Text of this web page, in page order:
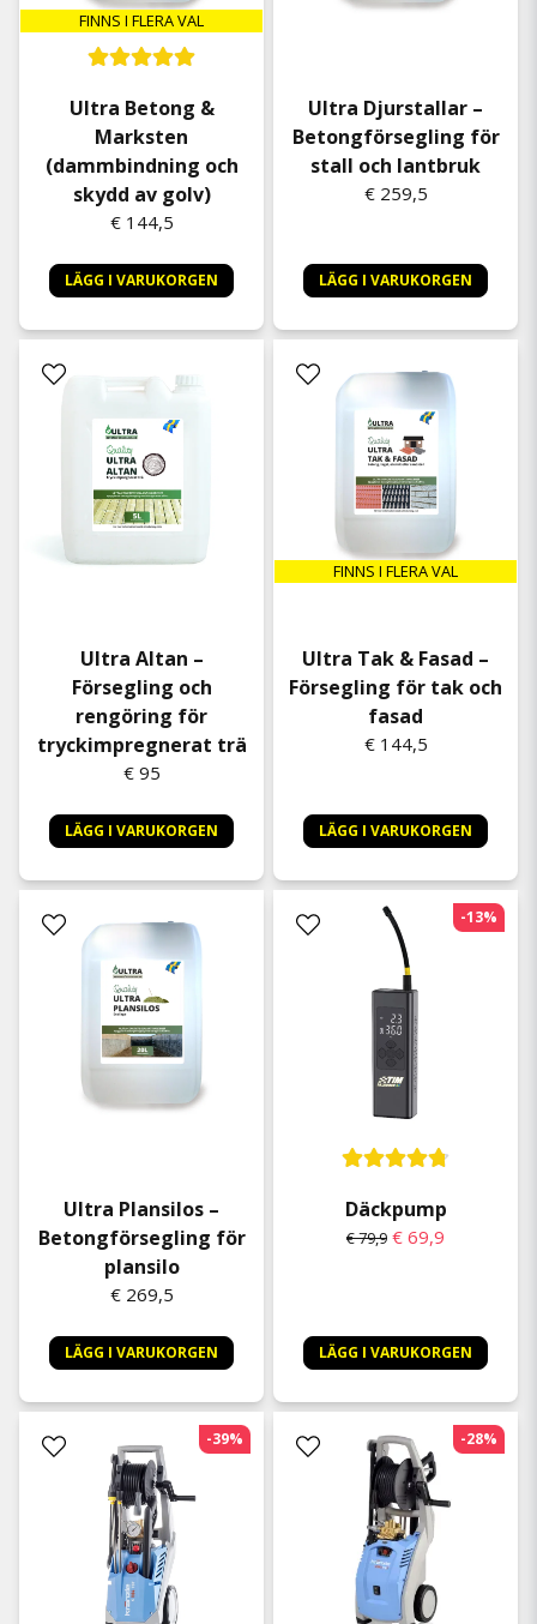
FINNS I FLERA VAL
Ultra Betong &
Marksten
(dammbindning och
skydd av golv)
€ 144,5
LÄGG I VARUKORGEN
Ultra Djurstallar –
Betongförsegling för
stall och lantbruk
€ 259,5
LÄGG I VARUKORGEN
Ultra Altan –
Försegling och
rengöring för
tryckimpregnerat trä
€ 95
LÄGG I VARUKORGEN
FINNS I FLERA VAL
Ultra Tak & Fasad –
Försegling för tak och
fasad
€ 144,5
LÄGG I VARUKORGEN
Ultra Plansilos –
Betongförsegling för
plansilo
€ 269,5
LÄGG I VARUKORGEN
Däckpump
€ 79,9 € 69,9
LÄGG I VARUKORGEN
-13%
-39% -28%